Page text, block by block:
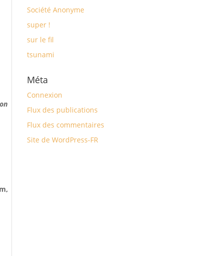
Société Anonyme
super !
sur le fil
tsunami
Méta
Connexion
Flux des publications
Flux des commentaires
Site de WordPress-FR